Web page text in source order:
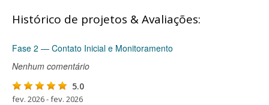
Histórico de projetos & Avaliações:
Fase 2 — Contato Inicial e Monitoramento
Nenhum comentário
5.0
fev. 2026 - fev. 2026